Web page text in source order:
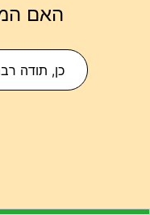
האם
כן, תודה